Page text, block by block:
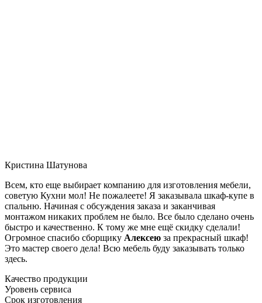
Кристина Шатунова
Всем, кто еще выбирает компанию для изготовления мебели,
советую Кухни мол! Не пожалеете! Я заказывала шкаф-купе в
спальню. Начиная с обсуждения заказа и заканчивая
монтажом никаких проблем не было. Все было сделано очень
быстро и качественно. К тому же мне ещё скидку сделали!
Огромное спасибо сборщику Алексею за прекрасный шкаф!
Это мастер своего дела! Всю мебель буду заказывать только
здесь.
Качество продукции
Уровень сервиса
Срок изготовления